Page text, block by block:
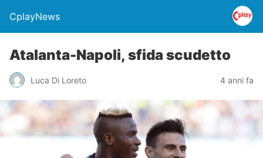
CplayNews
Atalanta-Napoli, sfida scudetto
Luca Di Loreto 4 anni fa